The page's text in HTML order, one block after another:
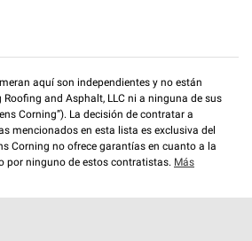
aquí son independientes y no están
and Asphalt, LLC ni a ninguna de sus
Corning”). La decisión de contratar a
mencionados en esta lista es exclusiva del
Corning no ofrece garantías en cuanto a la
por ninguno de estos contratistas. Más